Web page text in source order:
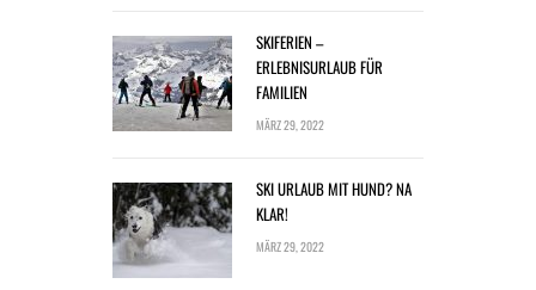
SKIFERIEN –
ERLEBNISURLAUB FÜR
FAMILIEN
MÄRZ 29, 2022
SKI URLAUB MIT HUND? NA
KLAR!
MÄRZ 29, 2022